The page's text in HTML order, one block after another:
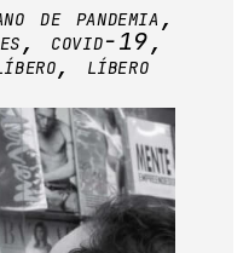
livros
mídia
de pandemia,
, covid-19,
, líbero